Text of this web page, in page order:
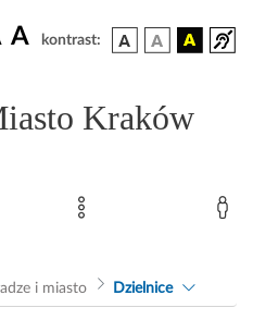
A kontrast:
Kraków
i miasto Dzielnice